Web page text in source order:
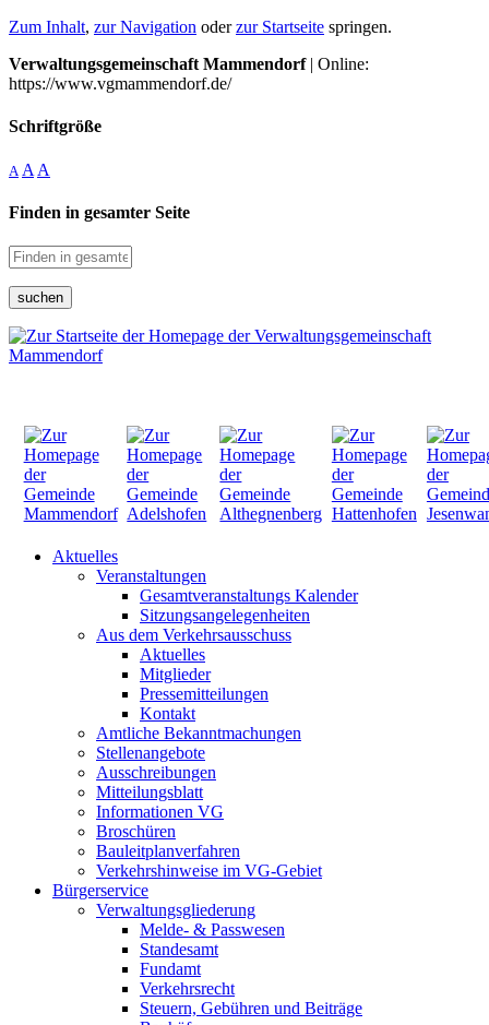
Zum Inhalt, zur Navigation oderzur Startseite springen.
Verwaltungsgemeinschaft Mammendorf| Online:
https://www.vgmammendorf.de/
Schriftgröße
A A A
Finden in gesamter Seite
suchen
Aktuelles
Veranstaltungen
Gesamtveranstaltungs Kalender
Sitzungsangelegenheiten
Aus dem Verkehrsausschuss
Aktuelles
Mitglieder
Pressemitteilungen
Kontakt
Amtliche Bekanntmachungen
Stellenangebote
Ausschreibungen
Mitteilungsblatt
Informationen VG
Broschüren
Bauleitplanverfahren
Verkehrshinweise im VG-Gebiet
Bürgerservice
Verwaltungsgliederung
Melde- & Passwesen
Standesamt
Fundamt
Verkehrsrecht
Steuern, Gebühren und Beiträge